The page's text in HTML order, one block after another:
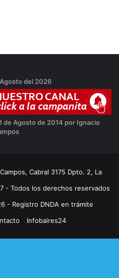
del 2026
de Agosto de 2014 por Ignacio
Cabral 3175 Dpto. 2, La
- Todos los derechos reservados
- Registro DNDA en trámite
Infobaires24